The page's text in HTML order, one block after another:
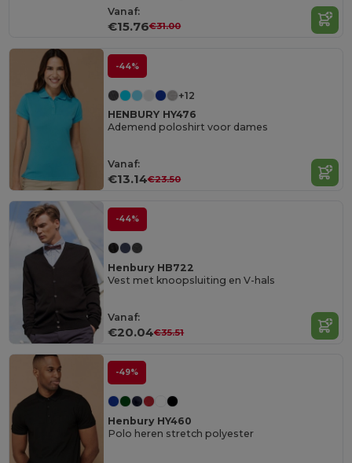
Vanaf:
€15.76€31.00
-44%
+12
HENBURY HY476
Ademend poloshirt voor dames
Vanaf:
€13.14€23.50
-44%
Henbury HB722
Vest met knoopsluiting en V-hals
Vanaf:
€20.04€35.51
-49%
Henbury HY460
Polo heren stretch polyester